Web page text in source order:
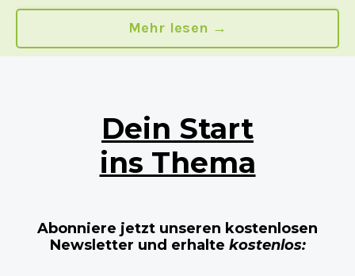
Mehr lesen →
Dein Start
ins Thema
Abonniere jetzt unseren kostenlosen
Newsletter und erhalte kostenlos: